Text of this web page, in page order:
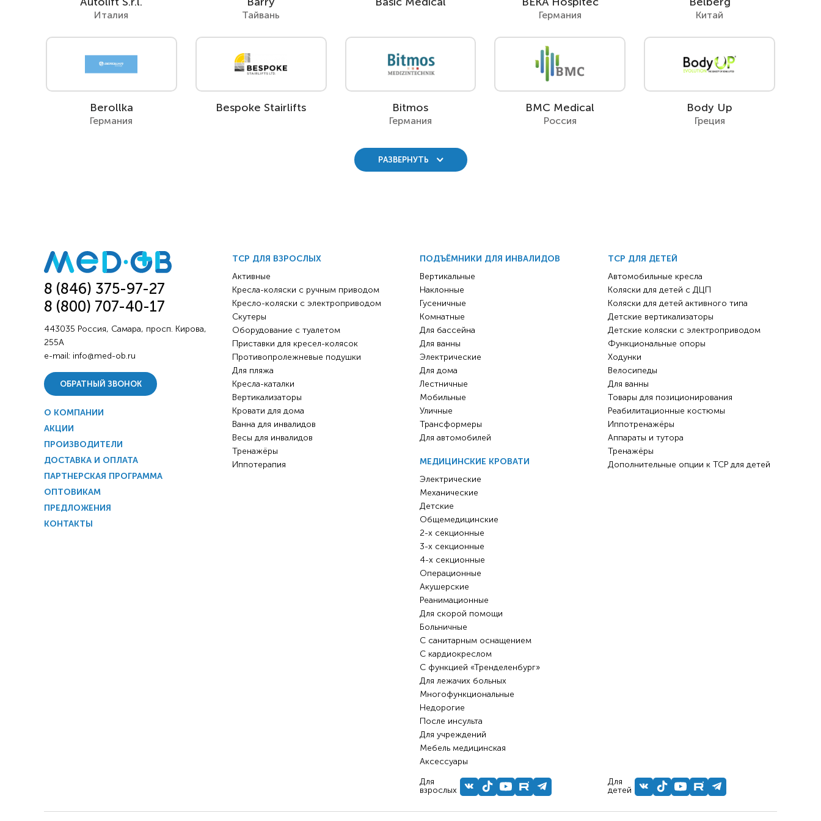
Италия Тайвань Германия Китай
Berollka
Германия
Bespoke Stairlifts Bitmos
Германия
BMC Medical
Россия
Body Up
Греция
РАЗВЕРНУТЬ
8 (846) 375-97-27
8 (800) 707-40-17
443035 Россия, Самара, просп. Кирова,
255А
e-mail: info@med-ob.ru
ОБРАТНЫЙ ЗВОНОК
О КОМПАНИИ
АКЦИИ
ПРОИЗВОДИТЕЛИ
ДОСТАВКА И ОПЛАТА
ПАРТНЕРСКАЯ ПРОГРАММА
ОПТОВИКАМ
ПРЕДЛОЖЕНИЯ
КОНТАКТЫ
ТСР ДЛЯ ВЗРОСЛЫХ
Активные
Кресла-коляски с ручным приводом
Кресло-коляски с электроприводом
Скутеры
Оборудование с туалетом
Приставки для кресел-колясок
Противопролежневые подушки
Для пляжа
Кресла-каталки
Вертикализаторы
Кровати для дома
Ванна для инвалидов
Весы для инвалидов
Тренажёры
Иппотерапия
ПОДЪЁМНИКИ ДЛЯ ИНВАЛИДОВ
Вертикальные
Наклонные
Гусеничные
Комнатные
Для бассейна
Для ванны
Электрические
Для дома
Лестничные
Мобильные
Уличные
Трансформеры
Для автомобилей
МЕДИЦИНСКИЕ КРОВАТИ
Электрические
Механические
Детские
Общемедицинские
2-х секционные
3-х секционные
4-х секционные
Операционные
Акушерские
Реанимационные
Для скорой помощи
Больничные
С санитарным оснащением
С кардиокреслом
С функцией «Тренделенбург»
Для лежачих больных
Многофункциональные
Недорогие
После инсульта
Для учреждений
Мебель медицинская
Аксессуары
Для
взрослых
ТСР ДЛЯ ДЕТЕЙ
Автомобильные кресла
Коляски для детей с ДЦП
Коляски для детей активного типа
Детские вертикализаторы
Детские коляски с электроприводом
Функциональные опоры
Ходунки
Велосипеды
Для ванны
Товары для позиционирования
Реабилитационные костюмы
Иппотренажёры
Аппараты и тутора
Тренажёры
Дополнительные опции к ТСР для детей
Для
детей